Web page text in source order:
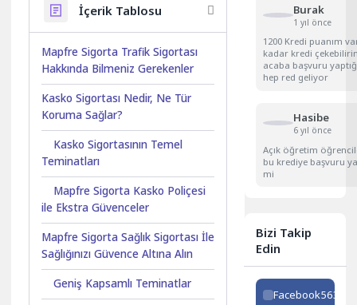
İçerik Tablosu
Mapfre Sigorta Trafik Sigortası
Hakkında Bilmeniz Gerekenler
Kasko Sigortası Nedir, Ne Tür
Koruma Sağlar?
Kasko Sigortasının Temel
Teminatları
Mapfre Sigorta Kasko Poliçesi
ile Ekstra Güvenceler
Mapfre Sigorta Sağlık Sigortası İle
Sağlığınızı Güvence Altına Alın
Geniş Kapsamlı Teminatlar
Burak
1 yıl önce
1200 Kredi puanım
kadar kredi
acaba başvuru
hep red geliyor
Hasibe
6 yıl önce
Açık öğretim
bu krediye başvuru
mi
Bizi Takip
Edin
Facebook563